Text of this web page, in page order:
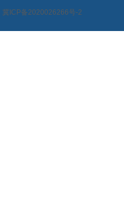
冀ICP备2020026266号-2